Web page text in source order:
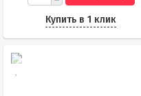
Купить в 1 клик